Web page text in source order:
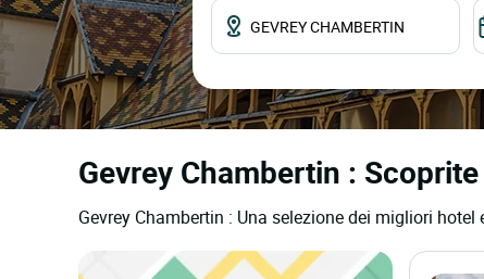
Gevrey Chambertin :
Gevrey Chambertin : Una selezione dei migliori hotel